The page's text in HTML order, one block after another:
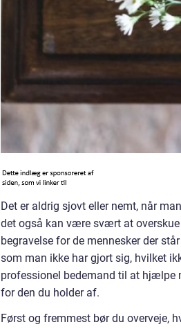
Det er aldrig sjovt eller nemt, når
det også kan være svært at
begravelse for de mennesker der
som man ikke har gjort sig, hvilket
professionel bedemand til at hjælpe
for den du holder af.
Først og fremmest bør du overveje,